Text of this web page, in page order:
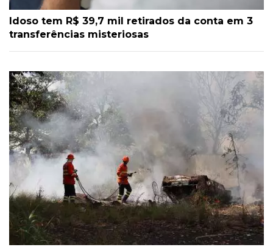
Idoso tem R$ 39,7 mil retirados da conta em 3
transferências misteriosas